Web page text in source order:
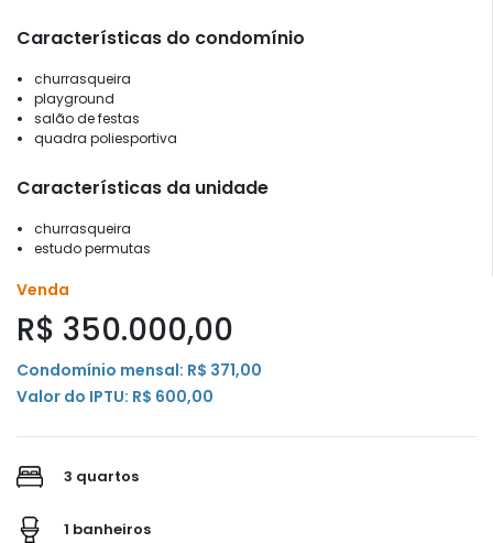
Características do condomínio
churrasqueira
playground
salão de festas
quadra poliesportiva
Características da unidade
churrasqueira
estudo permutas
Venda
R$ 350.000,00
Condomínio mensal: R$ 371,00
Valor do IPTU: R$ 600,00
3 quartos
1 banheiros